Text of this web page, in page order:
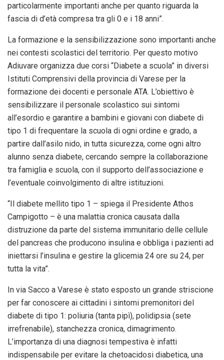
particolarmente importanti anche per quanto riguarda la
fascia di d’età compresa tra gli 0 e i 18 anni”.
La formazione e la sensibilizzazione sono importanti anche
nei contesti scolastici del territorio. Per questo motivo
Adiuvare organizza due corsi “Diabete a scuola” in diversi
Istituti Comprensivi della provincia di Varese per la
formazione dei docenti e personale ATA. L’obiettivo è
sensibilizzare il personale scolastico sui sintomi
all’esordio e garantire a bambini e giovani con diabete di
tipo 1 di frequentare la scuola di ogni ordine e grado, a
partire dall’asilo nido, in tutta sicurezza, come ogni altro
alunno senza diabete, cercando sempre la collaborazione
tra famiglia e scuola, con il supporto dell’associazione e
l’eventuale coinvolgimento di altre istituzioni.
“Il diabete mellito tipo 1 – spiega il Presidente Athos
Campigotto – è una malattia cronica causata dalla
distruzione da parte del sistema immunitario delle cellule
del pancreas che producono insulina e obbliga i pazienti ad
iniettarsi l’insulina e gestire la glicemia 24 ore su 24, per
tutta la vita”.
In via Sacco a Varese è stato esposto un grande striscione
per far conoscere ai cittadini i sintomi premonitori del
diabete di tipo 1: poliuria (tanta pipì), polidipsia (sete
irrefrenabile), stanchezza cronica, dimagrimento.
L’importanza di una diagnosi tempestiva è infatti
indispensabile per evitare la chetoacidosi diabetica, una